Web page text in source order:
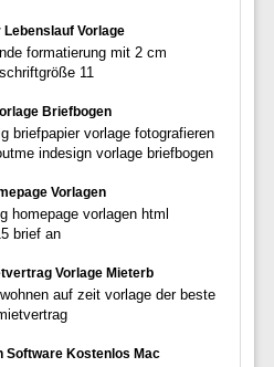
Vorlage
formatierung mit 2 cm
11
Briefbogen
briefpapier vorlage fotografieren
indesign vorlage briefbogen
Vorlagen
homepage vorlagen html
brief an
Vorlage Mieterb
auf zeit vorlage der beste
Software Kostenlos Mac